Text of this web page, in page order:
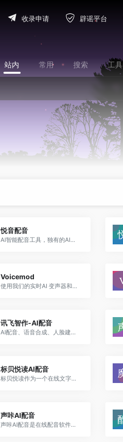
收录申请 辟谣平台
站内 常用 搜索 工具
悦音配音
AI智能配音工具，独有的AI智能配音技术，更专业，完美贴近真人配音，AI模仿真人情感（怀旧、欢快、激情、伤心、抒情、惊讶等），支持多音字、停顿、整数、小数、数字等特色发音，...
Voicemod
使用我们的实时AI 变声器和音板表达自己，随时随地在元宇宙中成为您想要的人。为Roblox、OBS、VRChat、Discord等平台打造您的声音身份。
讯飞智作-AI配音
AI配音、语音合成、人脸建模、唇形预测、图形处理等，为用户提供的一个音视频生产平台。
标贝悦读AI配音
标贝悦读作为一个在线文字转语音软件，以其快速、逼真的语音合成效果和丰富的发音人角色，适用于视频配音、美食教程、知识科普、生活妙招分享等多种场景。
声咔AI配音
声咔AI配音是在线配音软件平台，垂直深度音频效率工具，支持30多种个性化调音功能等，限制少对用户友好。